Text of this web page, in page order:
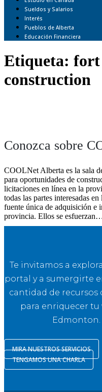
Sueldos y Salarios
Interés
Pueblos de Alberta
Educación Financiera
Etiqueta: fort
construction
Conozca sobre
COOLNet Alberta es la sala
para oportunidades de
licitaciones en línea en la
todas las partes interesadas
fuente única de adquisición e
provincia. Ellos se
Te invitamos a
portal y a sumergirte
cantidad de recursos
para enriquecer tu
Edmonton.
MIRA NUESTROS SERVICIOS
TENGAMOS UNA CHARLA